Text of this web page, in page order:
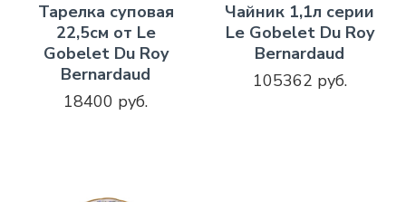
Тарелка суповая
22,5см от Le
Gobelet Du Roy
Bernardaud
18400 руб.
Чайник 1,1л серии
Le Gobelet Du Roy
Bernardaud
105362 руб.